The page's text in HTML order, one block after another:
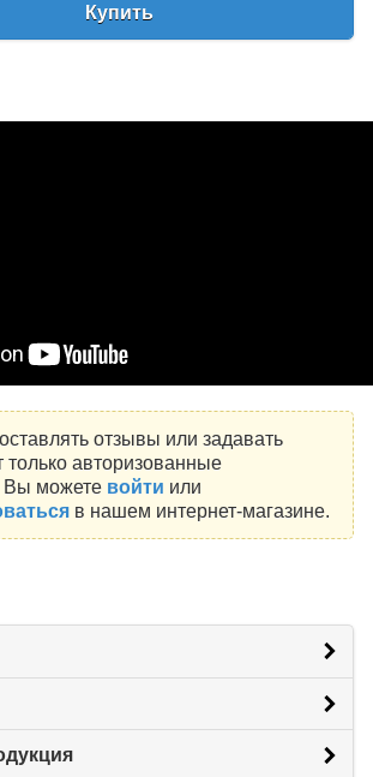
Купить
отзывы или задавать
только авторизованные
Вы можете войти или
в нашем интернет-магазине.